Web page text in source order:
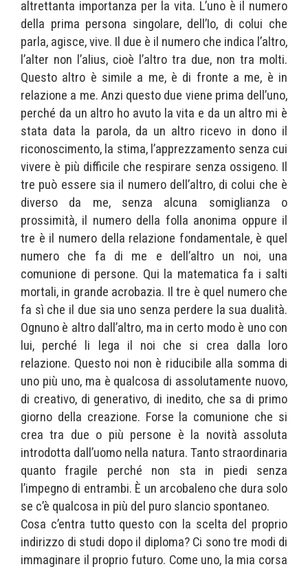
altrettanta importanza per la vita. L’uno è il numero
della prima persona singolare, dell’Io, di colui che
parla, agisce, vive. Il due è il numero che indica l’altro,
l’alter non l’alius, cioè l’altro tra due, non tra molti.
Questo altro è simile a me, è di fronte a me, è in
relazione a me. Anzi questo due viene prima dell’uno,
perché da un altro ho avuto la vita e da un altro mi è
stata data la parola, da un altro ricevo in dono il
riconoscimento, la stima, l’apprezzamento senza cui
vivere è più difficile che respirare senza ossigeno. Il
tre può essere sia il numero dell’altro, di colui che è
diverso da me, senza alcuna somiglianza o
prossimità, il numero della folla anonima oppure il
tre è il numero della relazione fondamentale, è quel
numero che fa di me e dell’altro un noi, una
comunione di persone. Qui la matematica fa i salti
mortali, in grande acrobazia. Il tre è quel numero che
fa sì che il due sia uno senza perdere la sua dualità.
Ognuno è altro dall’altro, ma in certo modo è uno con
lui, perché li lega il noi che si crea dalla loro
relazione. Questo noi non è riducibile alla somma di
uno più uno, ma è qualcosa di assolutamente nuovo,
di creativo, di generativo, di inedito, che sa di primo
giorno della creazione. Forse la comunione che si
crea tra due o più persone è la novità assoluta
introdotta dall’uomo nella natura. Tanto straordinaria
quanto fragile perché non sta in piedi senza
l’impegno di entrambi. È un arcobaleno che dura solo
se c’è qualcosa in più del puro slancio spontaneo.
Cosa c’entra tutto questo con la scelta del proprio
indirizzo di studi dopo il diploma? Ci sono tre modi di
immaginare il proprio futuro. Come uno, la mia corsa